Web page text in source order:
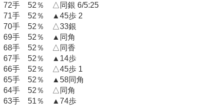
72手 52％ △同銀 6/5:25
71手 52％ ▲45歩 2
70手 52％ △33銀
69手 52％ ▲同角
68手 52％ △同香
67手 52％ ▲14歩
66手 52％ △45歩 1
65手 52％ ▲58同角
64手 52％ △同角
63手 51％ ▲74歩